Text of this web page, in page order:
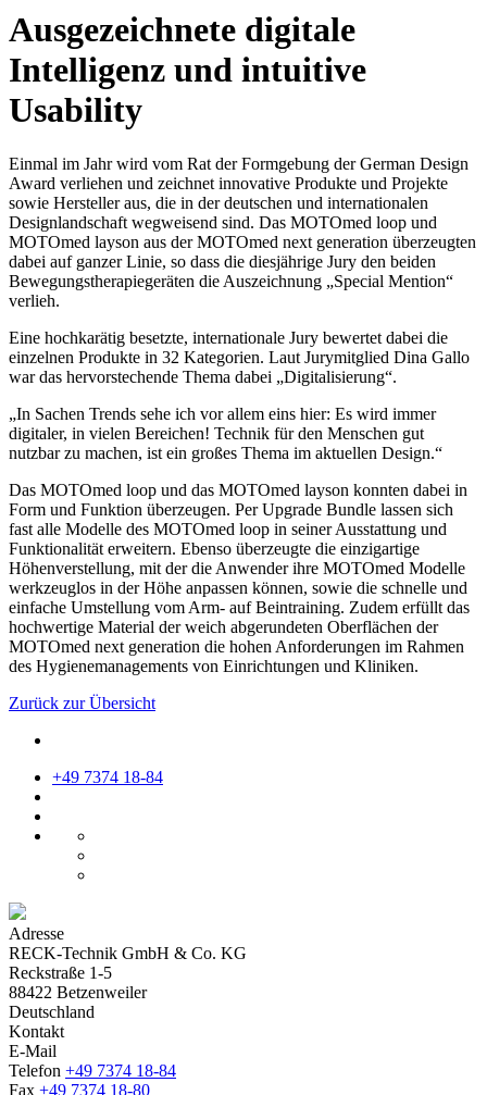
Ausgezeichnete digitale
Intelligenz und intuitive
Usability
Einmal im Jahr wird vom Rat der Formgebung der German Design
Award verliehen und zeichnet innovative Produkte und Projekte
sowie Hersteller aus, die in der deutschen und internationalen
Designlandschaft wegweisend sind. Das MOTOmed loop und
MOTOmed layson aus der MOTOmed next generation überzeugten
dabei auf ganzer Linie, so dass die diesjährige Jury den beiden
Bewegungstherapiegeräten die Auszeichnung „Special Mention“
verlieh.
Eine hochkarätig besetzte, internationale Jury bewertet dabei die
einzelnen Produkte in 32 Kategorien. Laut Jurymitglied Dina Gallo
war das hervorstechende Thema dabei „Digitalisierung“.
„In Sachen Trends sehe ich vor allem eins hier: Es wird immer
digitaler, in vielen Bereichen! Technik für den Menschen gut
nutzbar zu machen, ist ein großes Thema im aktuellen Design.“
Das MOTOmed loop und das MOTOmed layson konnten dabei in
Form und Funktion überzeugen. Per Upgrade Bundle lassen sich
fast alle Modelle des MOTOmed loop in seiner Ausstattung und
Funktionalität erweitern. Ebenso überzeugte die einzigartige
Höhenverstellung, mit der die Anwender ihre MOTOmed Modelle
werkzeuglos in der Höhe anpassen können, sowie die schnelle und
einfache Umstellung vom Arm- auf Beintraining. Zudem erfüllt das
hochwertige Material der weich abgerundeten Oberflächen der
MOTOmed next generation die hohen Anforderungen im Rahmen
des Hygienemanagements von Einrichtungen und Kliniken.
Zurück zur Übersicht
+49 7374 18-84
Adresse
RECK-Technik GmbH & Co. KG
Reckstraße 1-5
88422 Betzenweiler
Deutschland
Kontakt
E-Mail
Telefon +49 7374 18-84
Fax +49 7374 18-80